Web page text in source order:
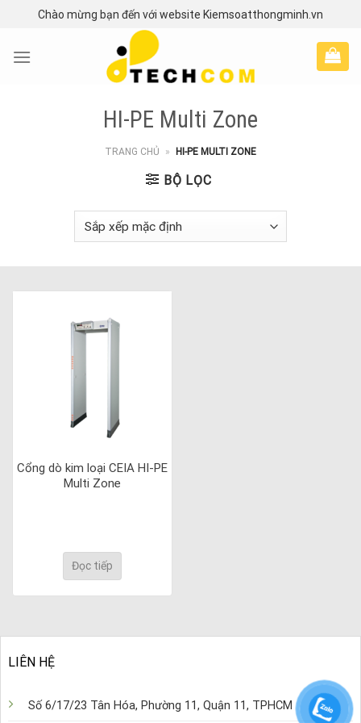
content
Chào mừng bạn đến với website Kiemsoatthongminh.vn
HI-PE Multi Zone
TRANG CHỦ » HI-PE MULTI ZONE
BỘ LỌC
Cổng dò kim loại CEIA HI-PE
Multi Zone
Đọc tiếp
LIÊN HỆ
Số 6/17/23 Tân Hóa, Phường 11, Quận 11, TPHCM